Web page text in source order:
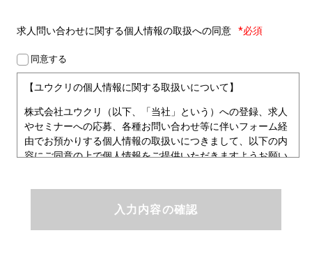
求人問い合わせに関する個人情報の取扱への同意 *必須
同意する
【ユウクリの個人情報に関する取扱いについて】
株式会社ユウクリ（以下、「当社」という）への登録、求人
やセミナーへの応募、各種お問い合わせ等に伴いフォーム経
由でお預かりする個人情報の取扱いにつきまして、以下の内
容にご同意の上で個人情報をご提供いただきますようお願い
ユウクリにおける個人情報保護方針